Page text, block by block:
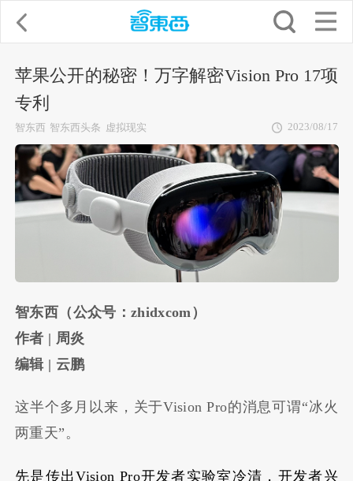
苹果公开的秘密！万字解密Vision Pro 17项
专利
智东西 智东西头条 虚拟现实 2023/08/17
智东西（公众号：zhidxcom）
作者 | 周炎
编辑 | 云鹏
这半个多月以来，关于Vision Pro的消息可谓“冰火
两重天”。
先是传出Vision Pro开发者实验室冷清，开发者兴